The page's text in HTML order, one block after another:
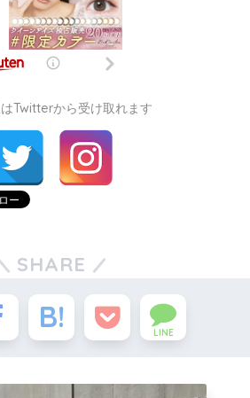
Twitterから受け取れます
SHARE
LINE